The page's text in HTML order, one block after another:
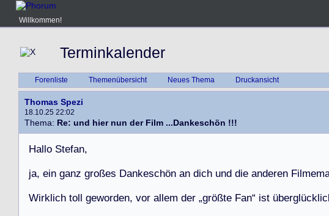
Willkommen!
Terminkalender
Forenliste Themenübersicht Neues Thema Druckansicht
Thomas Spezi
18.10.25 22:02
Thema: Re: und hier nun der Film ...Dankeschön !!!
Hallo Stefan,
ja, ein ganz großes Dankeschön an dich und die anderen Filmem
Wirklich toll geworden, vor allem der „größte Fan“ ist überglücklic